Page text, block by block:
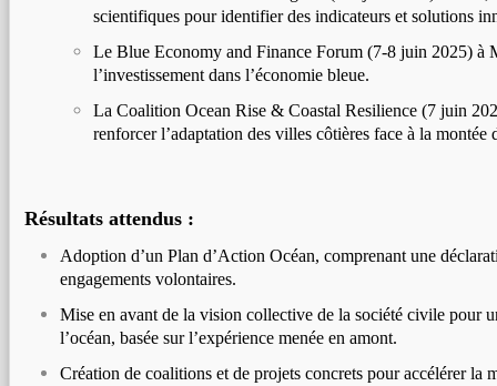
scientifiques pour identifier des indicateurs et solutions
Le Blue Economy and Finance Forum (7-8 juin 2025) à
l’investissement dans l’économie bleue.
La Coalition Ocean Rise & Coastal Resilience (7 juin
renforcer l’adaptation des villes côtières face à la montée
Résultats attendus :
Adoption d’un Plan d’Action Océan, comprenant une
engagements volontaires.
Mise en avant de la vision collective de la société civile pour
l’océan, basée sur l’expérience menée en amont.
Création de coalitions et de projets concrets pour accélérer la